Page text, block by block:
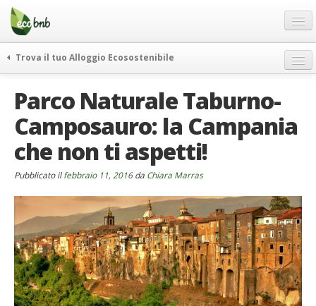
Menu
Salta
contenuto
Offerte Speciali
Regali
FAQ
Chi Siamo
Partner
Contatti
Italiano
German
English
Trova il tuo Alloggio Ecosostenibile
itinerari
curiosità
vivere e viaggiare verde
rassegna stampa
Parco Naturale Taburno-
Camposauro: la Campania
che non ti aspetti!
Pubblicato ilfebbraio 11, 2016da Chiara Marras